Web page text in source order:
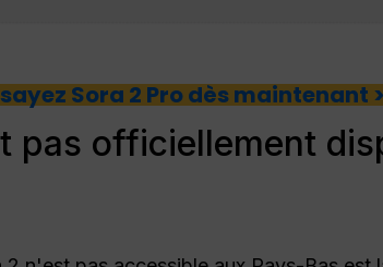
Sora 2 Pro dès maintenant >
pas officiellement